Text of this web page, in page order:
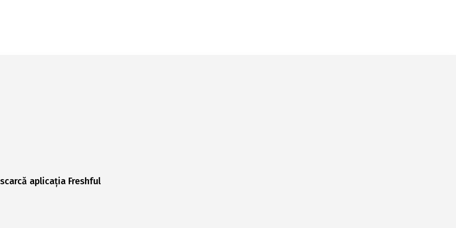
aplicația Freshful